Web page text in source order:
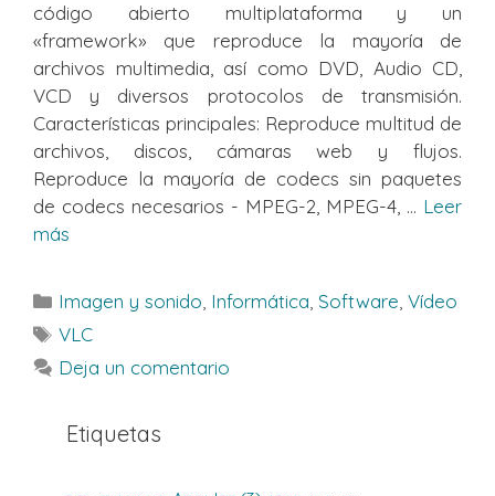
código abierto multiplataforma y un
«framework» que reproduce la mayoría de
archivos multimedia, así como DVD, Audio CD,
VCD y diversos protocolos de transmisión.
Características principales: Reproduce multitud de
archivos, discos, cámaras web y flujos.
Reproduce la mayoría de codecs sin paquetes
de codecs necesarios - MPEG-2, MPEG-4, ... Leer
más
Categorías
Imagen y sonido, Informática, Software,Vídeo
Etiquetas
VLC
Deja un comentario
Etiquetas